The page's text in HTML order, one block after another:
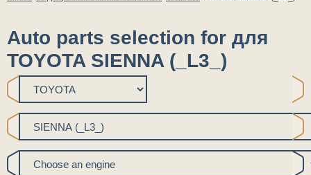
Auto parts selection for для
TOYOTA SIENNA (_L3_)